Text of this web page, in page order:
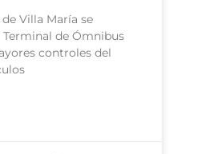
Villa María se
de Ómnibus
controles del